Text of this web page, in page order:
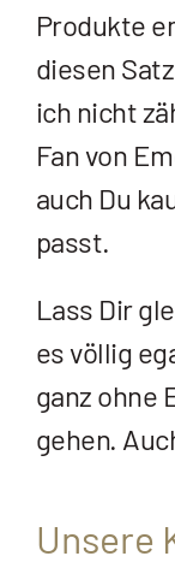
Produkte
diesen
ich nicht
Fan von
auch Du
passt.
Lass Dir
es völlig
ganz ohne
gehen.
Unsere